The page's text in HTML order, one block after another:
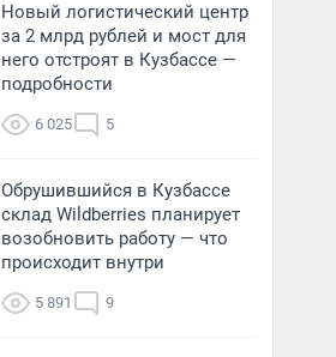
Новый логистический центр
за 2 млрд рублей и мост для
него отстроят в Кузбассе —
подробности
6 025 5
Обрушившийся в Кузбассе
склад Wildberries планирует
возобновить работу — что
происходит внутри
5 891 9